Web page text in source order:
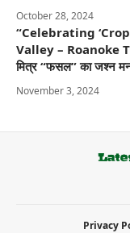
October 28, 2024
“Celebrating
Valley – Roanoke
मित्र “फसल” का जश्न
November 3, 2024
Privacy